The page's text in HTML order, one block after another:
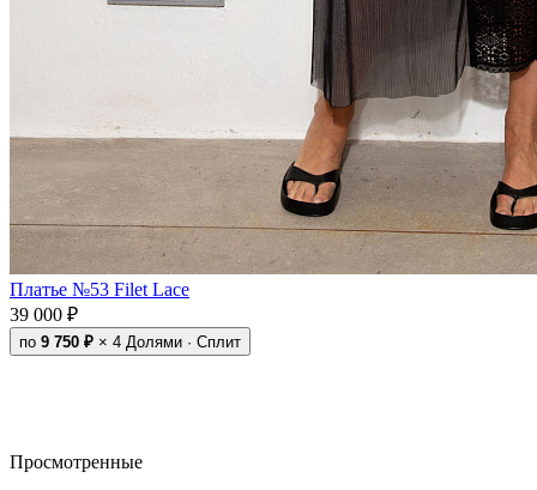
Платье №53 Filet Lace
39 000 ₽
по 9 750 ₽ × 4 Долями · Сплит
Просмотренные